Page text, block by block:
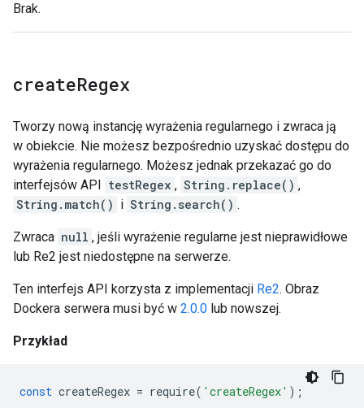
Brak.
createRegex
Tworzy nową instancję wyrażenia regularnego i zwraca ją
w obiekcie. Nie możesz bezpośrednio uzyskać dostępu do
wyrażenia regularnego. Możesz jednak przekazać go do
interfejsów API testRegex , String.replace() ,
String.match() i String.search() .
Zwraca null , jeśli wyrażenie regularne jest nieprawidłowe
lub Re2 jest niedostępne na serwerze.
Ten interfejs API korzysta z implementacji Re2. Obraz
Dockera serwera musi być w 2.0.0 lub nowszej.
Przykład
const createRegex = require( 'createRegex' );